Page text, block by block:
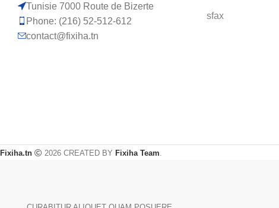
Tunisie 7000 Route de Bizerte
Phone: (216) 52-512-612
contact@fixiha.tn
sfax
Fixiha.tn 2026 CREATED BY Fixiha Team